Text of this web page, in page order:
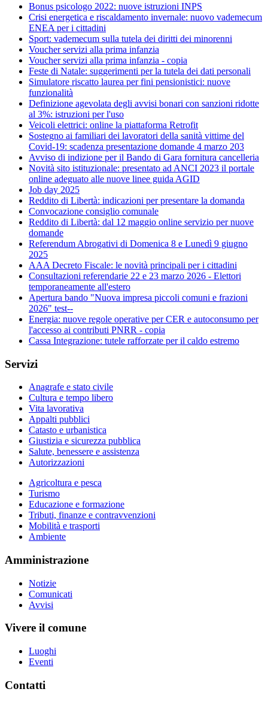
Bonus psicologo 2022: nuove istruzioni INPS
Crisi energetica e riscaldamento invernale: nuovo vademecum
ENEA per i cittadini
Sport: vademecum sulla tutela dei diritti dei minorenni
Voucher servizi alla prima infanzia
Voucher servizi alla prima infanzia - copia
Feste di Natale: suggerimenti per la tutela dei dati personali
Simulatore riscatto laurea per fini pensionistici: nuove
funzionalità
Definizione agevolata degli avvisi bonari con sanzioni ridotte
al 3%: istruzioni per l'uso
Veicoli elettrici: online la piattaforma Retrofit
Sostegno ai familiari dei lavoratori della sanità vittime del
Covid-19: scadenza presentazione domande 4 marzo 203
Avviso di indizione per il Bando di Gara fornitura cancelleria
Novità sito istituzionale: presentato ad ANCI 2023 il portale
online adeguato alle nuove linee guida AGID
Job day 2025
Reddito di Libertà: indicazioni per presentare la domanda
Convocazione consiglio comunale
Reddito di Libertà: dal 12 maggio online servizio per nuove
domande
Referendum Abrogativi di Domenica 8 e Lunedì 9 giugno
2025
AAA Decreto Fiscale: le novità principali per i cittadini
Consultazioni referendarie 22 e 23 marzo 2026 - Elettori
temporaneamente all'estero
Apertura bando "Nuova impresa piccoli comuni e frazioni
2026" test--
Energia: nuove regole operative per CER e autoconsumo per
l'accesso ai contributi PNRR - copia
Cassa Integrazione: tutele rafforzate per il caldo estremo
Servizi
Anagrafe e stato civile
Cultura e tempo libero
Vita lavorativa
Appalti pubblici
Catasto e urbanistica
Giustizia e sicurezza pubblica
Salute, benessere e assistenza
Autorizzazioni
Agricoltura e pesca
Turismo
Educazione e formazione
Tributi, finanze e contravvenzioni
Mobilità e trasporti
Ambiente
Amministrazione
Notizie
Comunicati
Avvisi
Vivere il comune
Luoghi
Eventi
Contatti